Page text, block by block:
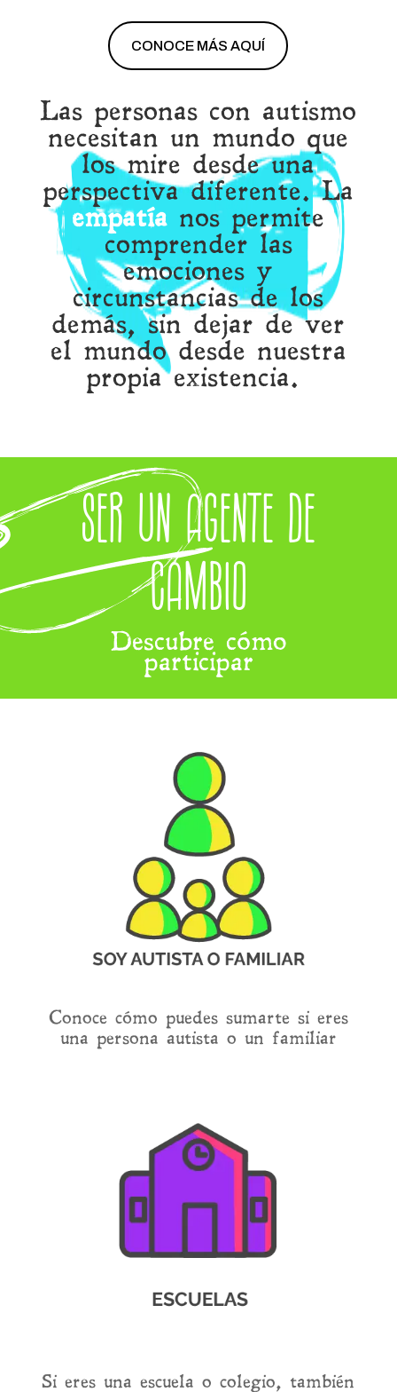
CONOCE MÁS AQUÍ
Las personas con autismo
necesitan un mundo que
los mire desde una
perspectiva diferente.La
empatía nos permite
comprender las
emociones y
circunstancias de los
demás, sin dejar de ver
el mundo desde nuestra
propia existencia.
Ser un Agente de
cambio
Descubre cómo
participar
Conoce cómo puedes sumarte si eres
una persona autista o un familiar
Si eres una escuela o colegio, también